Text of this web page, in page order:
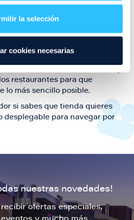
la selección
cookies necesarias
de ocio y shopping durante
de Puerto Venecia
restaurantes para que
lo más sencillo posible.
si sabes que tienda quieres
desplegable para navegar por
nuestras novedades!
ofertas especiales,